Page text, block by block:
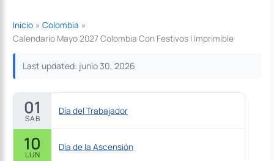
Inicio
Colombia
Calendario Mayo 2027 Colombia Con Festivos | Imprimible
Last updated: junio 30, 2026
01
SAB
Día del Trabajador
10
LUN
Día de la Ascensión